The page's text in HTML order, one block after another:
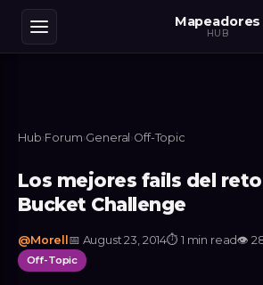
Mapeadores
HUB
Hub›Forum›General ›Off-Topic
Los mejores fails del reto
Bucket Challenge
@Morell 📅 August 23, 2014⏱ 1 min read👁
Off-Topic